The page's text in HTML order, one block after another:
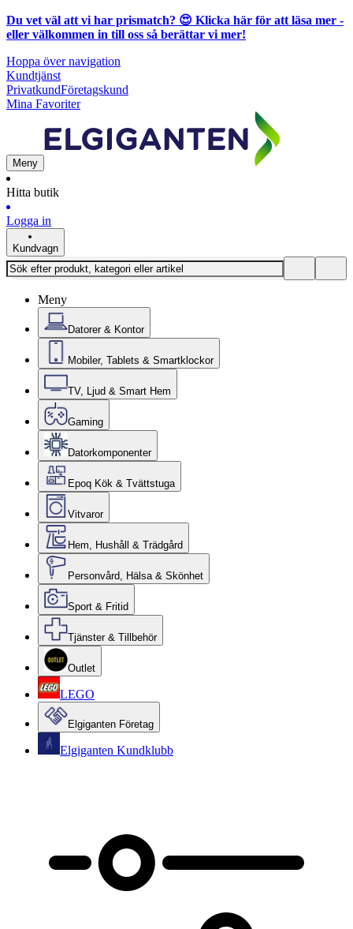
Du vet väl att vi har prismatch? 😍 Klicka här för att läsa mer -
eller välkommen in till oss så berättar vi mer!
Hoppa över navigation
Kundtjänst
PrivatkundFöretagskund
Mina Favoriter
Meny
Hitta butik
Logga in
Kundvagn
Meny
Datorer & Kontor
Mobiler, Tablets & Smartklockor
TV, Ljud & Smart Hem
Gaming
Datorkomponenter
Epoq Kök & Tvättstuga
Vitvaror
Hem, Hushåll & Trädgård
Personvård, Hälsa & Skönhet
Sport & Fritid
Tjänster & Tillbehör
Outlet
LEGO
Elgiganten Företag
Elgiganten Kundklubb